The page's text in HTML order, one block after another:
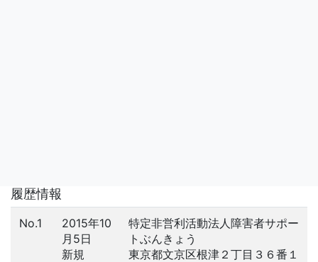
履歴情報
No.1
2015年10
月5日
新規
特定非営利活動法人障害者サポー
トぶんきょう
東京都文京区根津２丁目３６番１